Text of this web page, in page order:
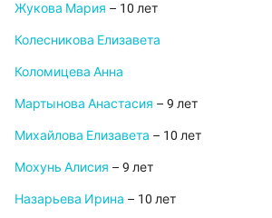
Жукова Мария – 10 лет
Колесникова Елизавета
Коломицева Анна
Мартынова Анастасия – 9 лет
Михайлова Елизавета – 10 лет
Мохунь Алисия – 9 лет
Назарьева Ирина – 10 лет